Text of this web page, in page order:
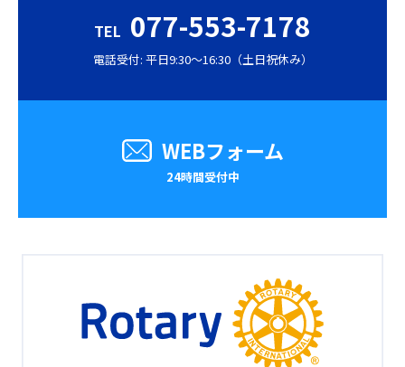
TEL 077-553-7178
電話受付: 平日9:30〜16:30（土日祝休み）
WEBフォーム
24時間受付中